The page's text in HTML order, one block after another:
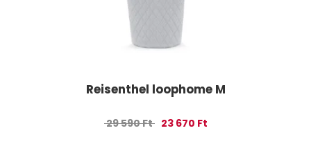
Reisenthel loophome M
29 590Ft Original price was: 29 590 Ft.
23 670 FtCurrent price is: 23